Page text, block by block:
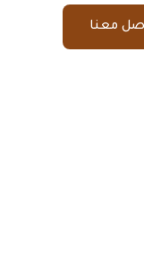
المزيدمعنا